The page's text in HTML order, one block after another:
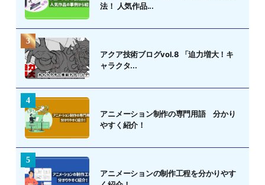
法！ 人気作品...
アクア技術ブログvol.8 「迫力増大！キ
ャラクタ...
アニメーション制作の専門用語 分かり
やすく紹介！
アニメーションの制作工程を分かりやす